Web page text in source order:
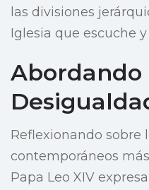
las divisiones
Iglesia que escuche
Abordando
Reflexionando sobre
contemporáneos
Papa Leo XIV